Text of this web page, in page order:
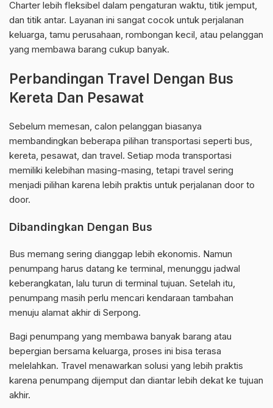
Charter lebih fleksibel dalam pengaturan waktu, titik jemput,
dan titik antar. Layanan ini sangat cocok untuk perjalanan
keluarga, tamu perusahaan, rombongan kecil, atau pelanggan
yang membawa barang cukup banyak.
Perbandingan Travel Dengan Bus
Kereta Dan Pesawat
Sebelum memesan, calon pelanggan biasanya
membandingkan beberapa pilihan transportasi seperti bus,
kereta, pesawat, dan travel. Setiap moda transportasi
memiliki kelebihan masing-masing, tetapi travel sering
menjadi pilihan karena lebih praktis untuk perjalanan door to
door.
Dibandingkan Dengan Bus
Bus memang sering dianggap lebih ekonomis. Namun
penumpang harus datang ke terminal, menunggu jadwal
keberangkatan, lalu turun di terminal tujuan. Setelah itu,
penumpang masih perlu mencari kendaraan tambahan
menuju alamat akhir di Serpong.
Bagi penumpang yang membawa banyak barang atau
bepergian bersama keluarga, proses ini bisa terasa
melelahkan. Travel menawarkan solusi yang lebih praktis
karena penumpang dijemput dan diantar lebih dekat ke tujuan
akhir.